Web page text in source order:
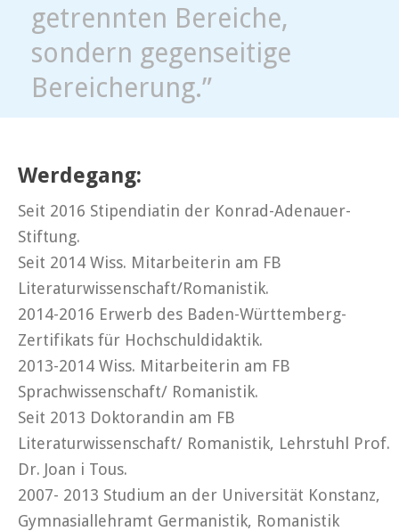
getrennten Bereiche,
sondern gegenseitige
Bereicherung.”
Werdegang:
Seit 2016 Stipendiatin der Konrad-Adenauer-
Stiftung.
Seit 2014 Wiss. Mitarbeiterin am FB
Literaturwissenschaft/Romanistik.
2014-2016 Erwerb des Baden-Württemberg-
Zertifikats für Hochschuldidaktik.
2013-2014 Wiss. Mitarbeiterin am FB
Sprachwissenschaft/ Romanistik.
Seit 2013 Doktorandin am FB
Literaturwissenschaft/ Romanistik, Lehrstuhl Prof.
Dr. Joan i Tous.
2007- 2013 Studium an der Universität Konstanz,
Gymnasiallehramt Germanistik, Romanistik